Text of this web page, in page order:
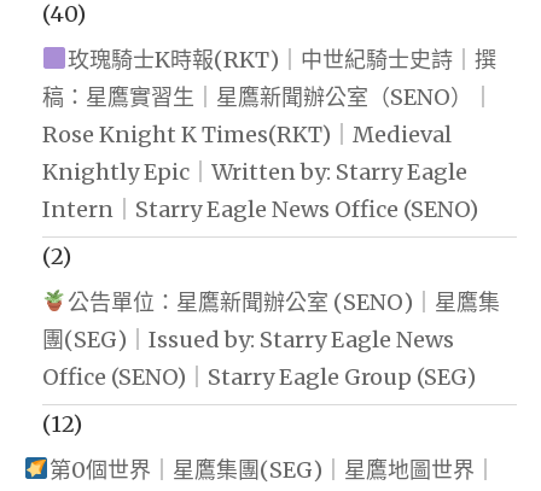
(40)
玫瑰騎士K時報(RKT)｜中世紀騎士史詩｜撰
稿：星鷹實習生｜星鷹新聞辦公室（SENO）｜
Rose Knight K Times(RKT)｜Medieval
Knightly Epic｜Written by: Starry Eagle
Intern｜Starry Eagle News Office (SENO)
(2)
公告單位：星鷹新聞辦公室 (SENO)｜星鷹集
團(SEG)｜Issued by: Starry Eagle News
Office (SENO)｜Starry Eagle Group (SEG)
(12)
第0個世界｜星鷹集團(SEG)｜星鷹地圖世界｜